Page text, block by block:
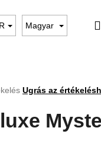
AKCIÓ VÉGET
Magyar
Ugrás az